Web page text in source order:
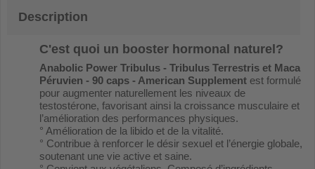
Description
C'est quoi un booster hormonal naturel?
Anabolic Power Tribulus - Tribulus Terrestris et Maca
Péruvien - 90 caps - American Supplement est formulé
pour augmenter naturellement les niveaux de
testostérone, favorisant ainsi la croissance musculaire et
l’amélioration des performances physiques.
° Amélioration de la libido et de la vitalité.
° Contribue à renforcer le désir sexuel et l’énergie globale,
soutenant une vie active et saine.